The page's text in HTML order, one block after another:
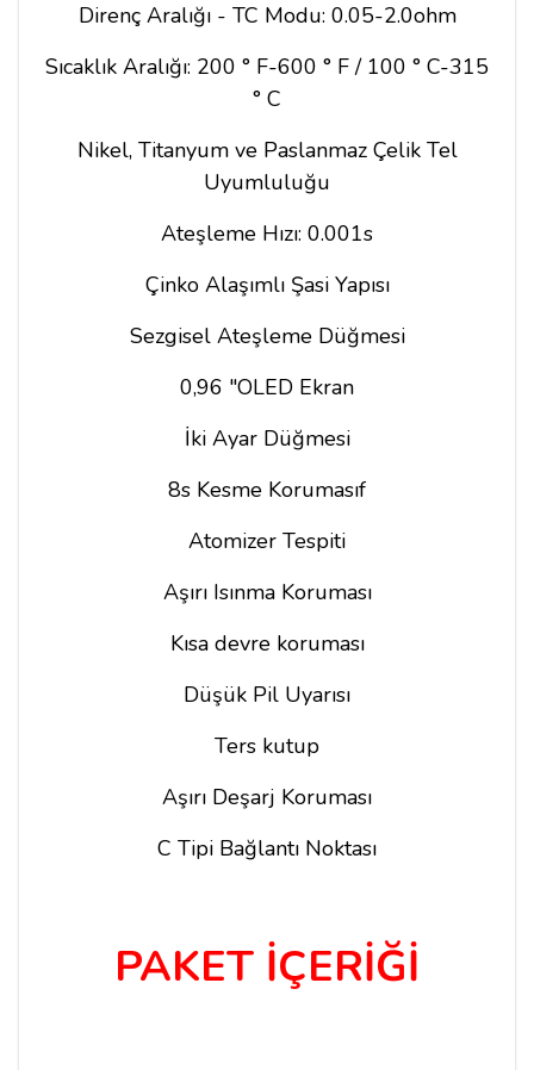
Direnç Aralığı - TC Modu: 0.05-2.0ohm
Sıcaklık Aralığı: 200 ° F-600 ° F / 100 ° C-315
° C
Nikel, Titanyum ve Paslanmaz Çelik Tel
Uyumluluğu
Ateşleme Hızı: 0.001s
Çinko Alaşımlı Şasi Yapısı
Sezgisel Ateşleme Düğmesi
0,96 "OLED Ekran
İki Ayar Düğmesi
8s Kesme Korumasıf
Atomizer Tespiti
Aşırı Isınma Koruması
Kısa devre koruması
Düşük Pil Uyarısı
Ters kutup
Aşırı Deşarj Koruması
C Tipi Bağlantı Noktası
PAKET İÇERİĞİ